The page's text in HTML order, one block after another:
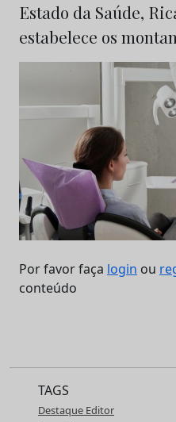
Estado da Saúde,
estabelece os
Por favor faça login ou
conteúdo
TAGS
Destaque Editor